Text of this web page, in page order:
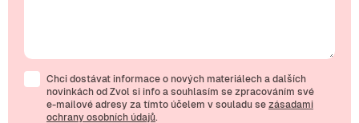
Chci dostávat informace o nových materiálech a dalších
novinkách od Zvol si info a souhlasím se zpracováním své
e-mailové adresy za tímto účelem v souladu se zásadami
ochrany osobních údajů.